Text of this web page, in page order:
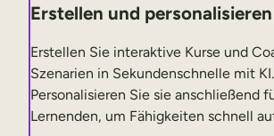
Erstellen und
Erstellen Sie interaktive Kurse und
Szenarien in Sekundenschnelle mit KI.
Personalisieren Sie sie anschließend
Lernenden, um Fähigkeiten schnell